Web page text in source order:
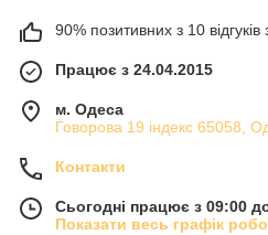
90% позитивних з 10 відгуків
Працює з 24.04.2015
м. Одеса
Говорова 19 індекс 65058,
Контакти
Сьогодні працює з 09:00
Показати весь графік